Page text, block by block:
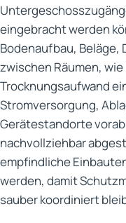
eingebracht werden
Bodenaufbau, Beläge,
zwischen Räumen,
Trocknungsaufwand
Stromversorgung,
Gerätestandorte
nachvollziehbar
empfindliche
werden, damit
sauber koordiniert